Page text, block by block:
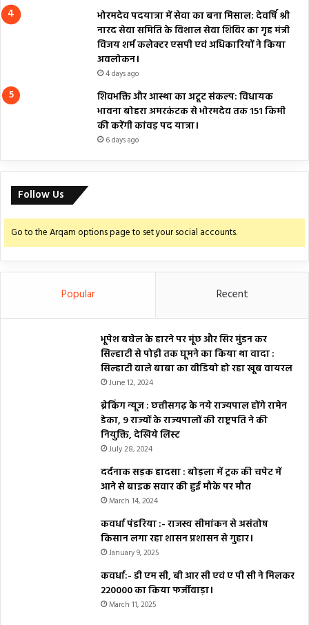
भोरमदेव पदयात्रा में सेवा का बना मिसाल: देवर्षि श्री
नारद सेवा समिति के विशाल सेवा शिविर का गृह मंत्री
विजय शर्म कलेक्टर एसपी एवं अधिकारियों ने किया
अवलोकन।
4 days ago
शिवभक्ति और आस्था का अटूट संकल्प: विधायक
भावना बोहरा अमरकंटक से भोरमदेव तक 151 किमी
की करेंगी कांवड़ पद यात्रा।
6 days ago
Follow Us
Go to the Arqam options page to set your social accounts.
Popular Recent
भूपेश बघेल के हारने पर मूंछ और सिर मुंडन कर
सिल्हाटी से पोड़ी तक घूमने का किया था वादा :
सिल्हाटी वाले बाबा का वीडियो हो रहा खूब वायरल
June 12, 2024
ब्रेकिंग न्यूज : छत्तीसगढ़ के नये राज्यपाल होंगे रामेन
डेका, 9 राज्यों के राज्यपालों की राष्ट्रपति ने की
नियुक्ति, देखिये लिस्ट
July 28, 2024
दर्दनाक सड़क हादसा : बोड़ला में ट्रक की चपेट में
आने से बाइक सवार की हुई मौके पर मौत
March 14, 2024
कवर्धा पंडरिया :- राजस्व सीमांकन से असंतोष
किसान लगा रहा शासन प्रशासन से गुहार।
January 9, 2025
कवर्धा:- डी एम सी, बी आर सी एवं ए पी सी ने मिलकर
₹220000 का किया फर्जीवाड़ा।
March 11, 2025